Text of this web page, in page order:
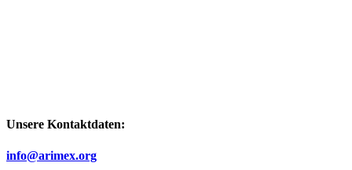
Unsere Kontaktdaten:
info@arimex.org